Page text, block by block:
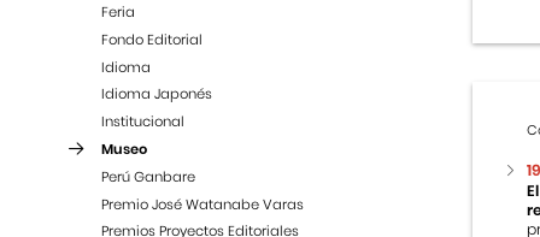
Feria
Fondo Editorial
Idioma
Idioma Japonés
Institucional
Museo
Perú Ganbare
Premio José Watanabe Varas
Premios Proyectos Editoriales